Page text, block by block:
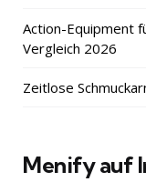
Action-Equipment
Vergleich 2026
Zeitlose
Menify auf